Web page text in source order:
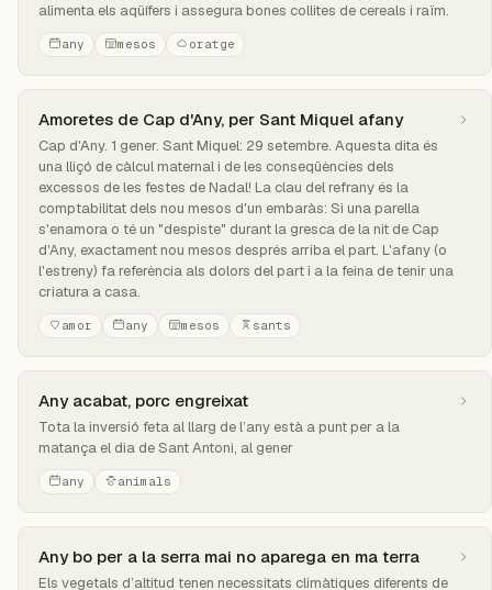
alimenta els aqüífers i assegura bones collites de cereals i raïm.
any mesos oratge
Amoretes de Cap d'Any, per Sant Miquel afany
Cap d'Any. 1 gener. Sant Miquel: 29 setembre. Aquesta dita és
una lliçó de càlcul maternal i de les conseqüències dels
excessos de les festes de Nadal! La clau del refrany és la
comptabilitat dels nou mesos d'un embaràs: Si una parella
s'enamora o té un "despiste" durant la gresca de la nit de Cap
d'Any, exactament nou mesos després arriba el part. L'afany (o
l'estreny) fa referència als dolors del part i a la feina de tenir una
criatura a casa.
amor any mesos sants
Any acabat, porc engreixat
Tota la inversió feta al llarg de l’any està a punt per a la
matança el dia de Sant Antoni, al gener
any animals
Any bo per a la serra mai no aparega en ma terra
Els vegetals d’altitud tenen necessitats climàtiques diferents de